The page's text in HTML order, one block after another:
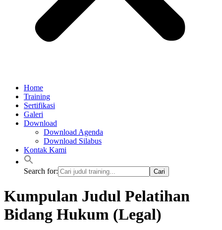
Home
Training
Sertifikasi
Galeri
Download
Download Agenda
Download Silabus
Kontak Kami
Search for:
Kumpulan Judul Pelatihan
Bidang Hukum (Legal)